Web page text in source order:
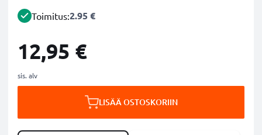
Toimitus:2.95 €
12,95 €
sis. alv
LISÄÄ OSTOSKORIIN